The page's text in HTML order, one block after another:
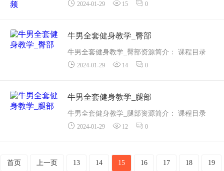
介： 课程目录
1、背部训练的基础与体态问题.mp4
2、引体向上详解.mp4
3、离心肌腱放松...
2024-01-29 15 0
牛男全套健身教学_臀部
牛男全套健身教学_臀部资源简介： 课程目录
赛普教学视频第八期股四头肌训练第二集：弓
赛普教学视频第八期股四头肌训练第三集：弓
步蹲变换...
2024-01-29 14 0
牛男全套健身教学_腿部
牛男全套健身教学_腿部资源简介： 课程目录
G－5赛普教学视频第七期（第5集）：腿部训练
2024-01-29 12 0
首页 上一页 13 14 15 16 17 18 19